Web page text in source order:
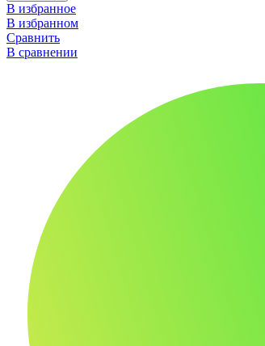
В избранное
В избранном
Сравнить
В сравнении